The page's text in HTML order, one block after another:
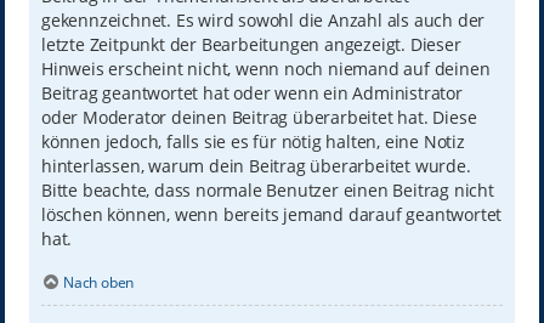
gekennzeichnet. Es wird sowohl die Anzahl als auch der
letzte Zeitpunkt der Bearbeitungen angezeigt. Dieser
Hinweis erscheint nicht, wenn noch niemand auf deinen
Beitrag geantwortet hat oder wenn ein Administrator
oder Moderator deinen Beitrag überarbeitet hat. Diese
können jedoch, falls sie es für nötig halten, eine Notiz
hinterlassen, warum dein Beitrag überarbeitet wurde.
Bitte beachte, dass normale Benutzer einen Beitrag nicht
löschen können, wenn bereits jemand darauf geantwortet
hat.
Nach oben